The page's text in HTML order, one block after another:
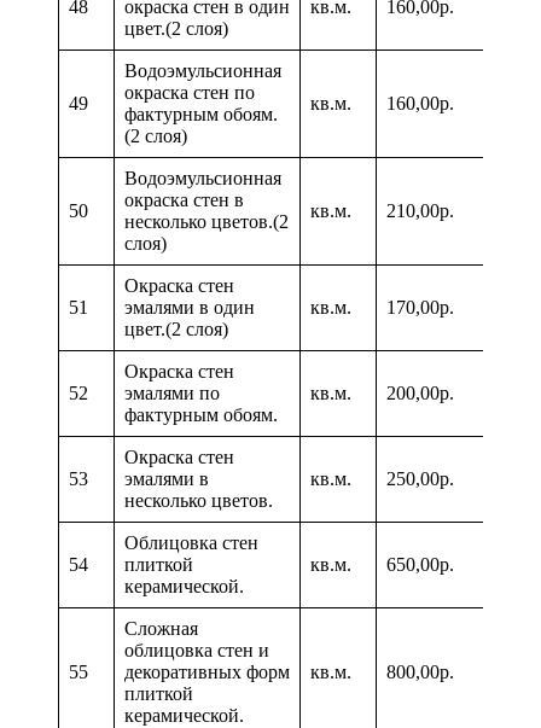
48
окраска стен в один
цвет.(2 слоя)
кв.м. 160,00р.
49
Водоэмульсионная
окраска стен по
фактурным обоям.
(2 слоя)
кв.м. 160,00р.
50
Водоэмульсионная
окраска стен в
несколько цветов.(2
слоя)
кв.м. 210,00р.
51
Окраска стен
эмалями в один
цвет.(2 слоя)
кв.м. 170,00р.
52
Окраска стен
эмалями по
фактурным обоям.
кв.м. 200,00р.
53
Окраска стен
эмалями в
несколько цветов.
кв.м. 250,00р.
54
Облицовка стен
плиткой
керамической.
кв.м. 650,00р.
55
Сложная
облицовка стен и
декоративных форм
плиткой
керамической.
кв.м. 800,00р.